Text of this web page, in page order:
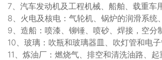
7、汽车发动机及工程机械、船舶、载重车
8、火电及核电：气轮机、锅炉的润滑系统
9、造船：喷漆、铆锤、喷砂、焊接，空分
10、玻璃：吹瓶和玻璃器皿、吹灯管和电
11、炼油厂：燃烧气、排空和清洗油路、